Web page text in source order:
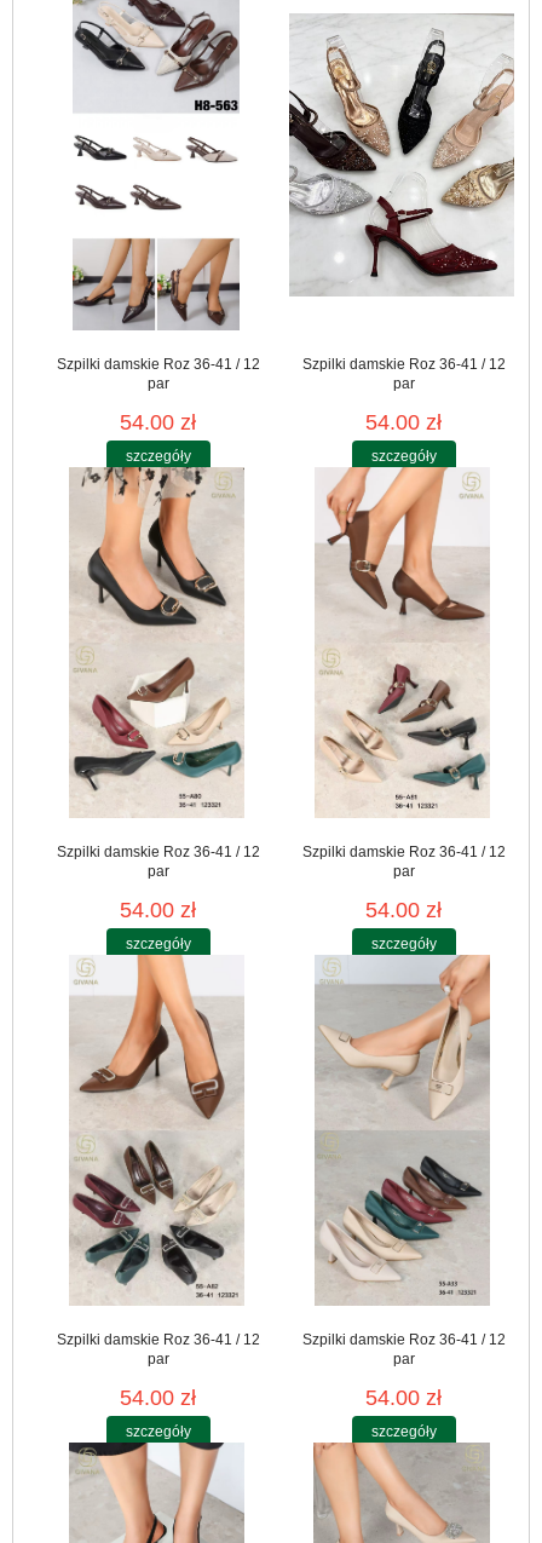
Szpilki damskie Roz 36-41 / 12
par
54.00 zł
szczegóły
Szpilki damskie Roz 36-41 / 12
par
54.00 zł
szczegóły
Szpilki damskie Roz 36-41 / 12
par
54.00 zł
szczegóły
Szpilki damskie Roz 36-41 / 12
par
54.00 zł
szczegóły
Szpilki damskie Roz 36-41 / 12
par
54.00 zł
szczegóły
Szpilki damskie Roz 36-41 / 12
par
54.00 zł
szczegóły